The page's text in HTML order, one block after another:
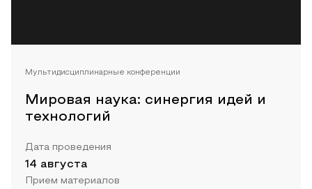
Мультидисциплинарные конференции
Мировая наука: синергия идей и
технологий
Дата проведения
14 августа
Прием материалов